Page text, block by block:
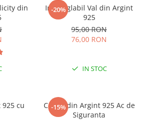
din
-20%
Inel reglabil Val din Argint
925
95,00 RON
76,00 RON
IN STOC
cu
-15%
Cercei din Argint 925 Ac de
Siguranta